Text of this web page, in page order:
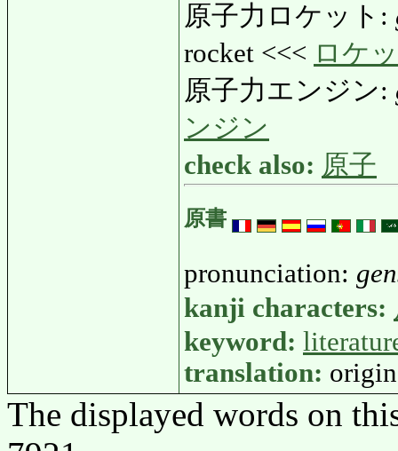
原子力ロケット:
rocket <<< ロケ
原子力エンジン:
ンジン
check also: 原子
原書
pronunciation:
kanji characters:
keyword:
translation:
The displayed words on